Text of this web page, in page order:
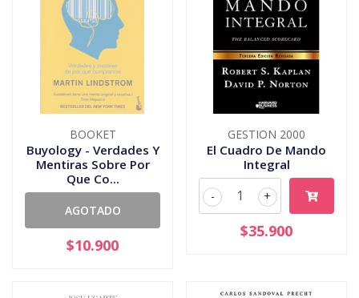
BOOKET
Buyology - Verdades Y
Mentiras Sobre Por
Que Co...
AGOTADO
$10.900
GESTION 2000
El Cuadro De Mando
Integral
+
-
$35.900